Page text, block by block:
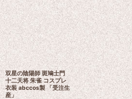
双星の陰陽師 斑鳩士門
十二天将 朱雀 コスプレ
衣装 abccos製 「受注生
産」